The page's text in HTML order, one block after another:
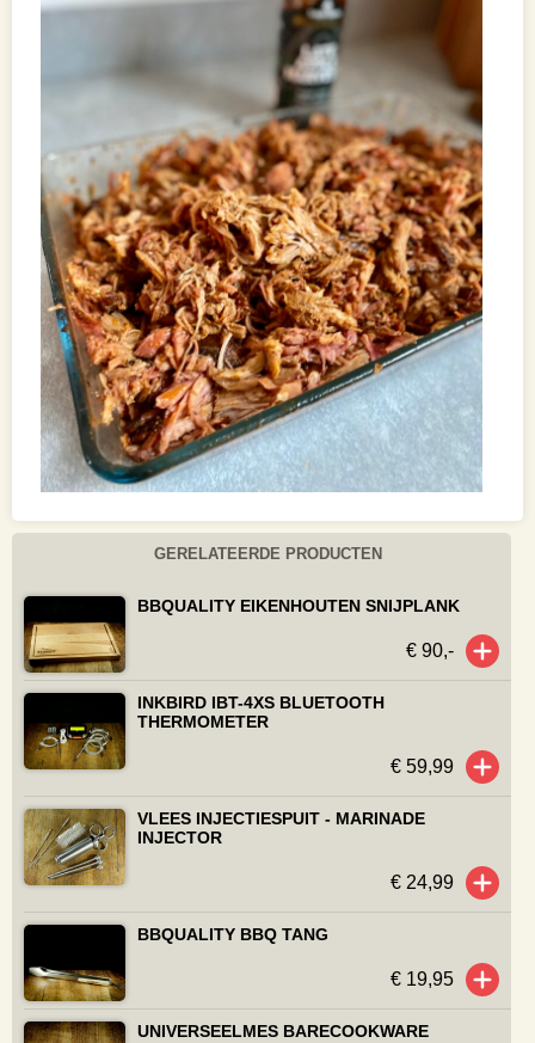
GERELATEERDE PRODUCTEN
BBQUALITY EIKENHOUTEN SNIJPLANK
€ 90,-
INKBIRD IBT-4XS BLUETOOTH
THERMOMETER
€ 59,99
VLEES INJECTIESPUIT - MARINADE
INJECTOR
€ 24,99
BBQUALITY BBQ TANG
€ 19,95
UNIVERSEELMES BARECOOKWARE